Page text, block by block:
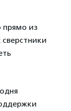
прямо из